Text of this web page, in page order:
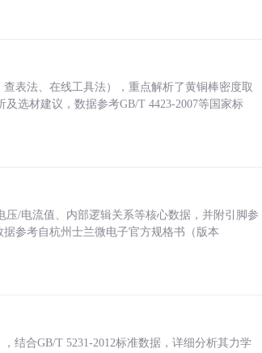
表法、在线工具法），重点解析了黄铜棒密度取
选材建议，数据参考GB/T 4423-2007等国家标
/电流值、内部逻辑关系等核心数据，并附引脚参
参考自杭州士兰微电子官方规格书（版本
结合GB/T 5231-2012标准数据，详细分析其力学